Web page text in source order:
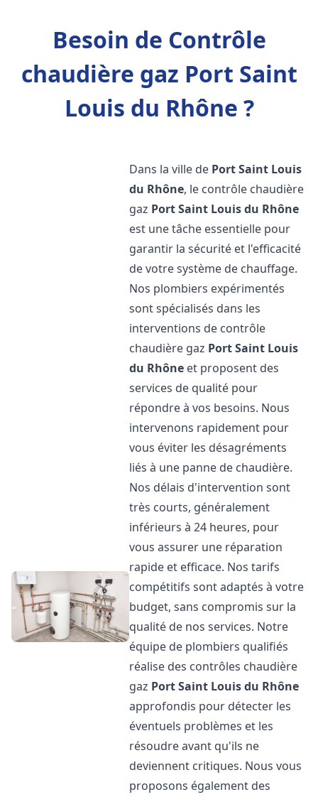
Besoin de Contrôle
chaudière gaz Port Saint
Louis du Rhône ?
Dans la ville de Port Saint Louis
du Rhône, le contrôle chaudière
gaz Port Saint Louis du Rhône
est une tâche essentielle pour
garantir la sécurité et l'efficacité
de votre système de chauffage.
Nos plombiers expérimentés
sont spécialisés dans les
interventions de contrôle
chaudière gaz Port Saint Louis
du Rhône et proposent des
services de qualité pour
répondre à vos besoins. Nous
intervenons rapidement pour
vous éviter les désagréments
liés à une panne de chaudière.
Nos délais d'intervention sont
très courts, généralement
inférieurs à 24 heures, pour
vous assurer une réparation
rapide et efficace. Nos tarifs
compétitifs sont adaptés à votre
budget, sans compromis sur la
qualité de nos services. Notre
équipe de plombiers qualifiés
réalise des contrôles chaudière
gaz Port Saint Louis du Rhône
approfondis pour détecter les
éventuels problèmes et les
résoudre avant qu'ils ne
deviennent critiques. Nous vous
proposons également des